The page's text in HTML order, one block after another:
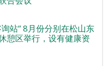
站” 8月份分别在松山东
憩区举行，设有健康资